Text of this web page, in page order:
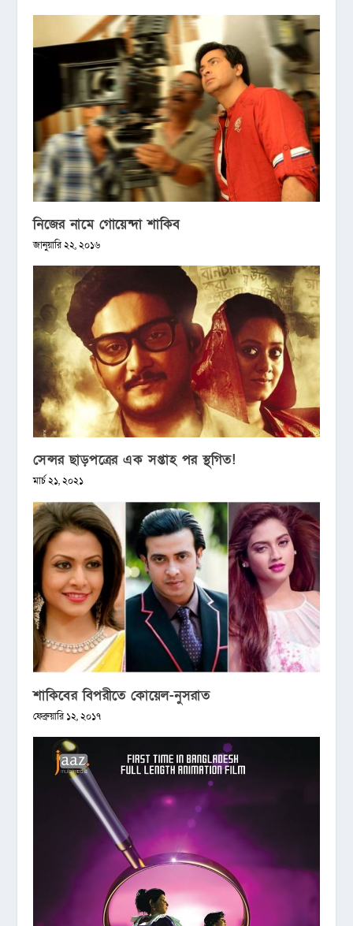
নিজের নামে গোয়েন্দা শাকিব
জানুয়ারি ২২, ২০১৬
সেন্সর ছাড়পত্রের এক সপ্তাহ পর স্থগিত!
মার্চ ২১, ২০২১
শাকিবের বিপরীতে কোয়েল-নুসরাত
ফেব্রুয়ারি ১২, ২০১৭